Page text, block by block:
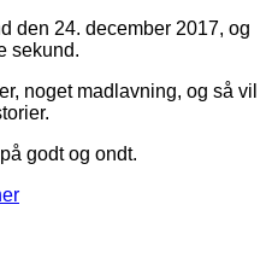
den 24. december 2017, og
sekund.
noget madlavning, og så vil
godt og ondt.